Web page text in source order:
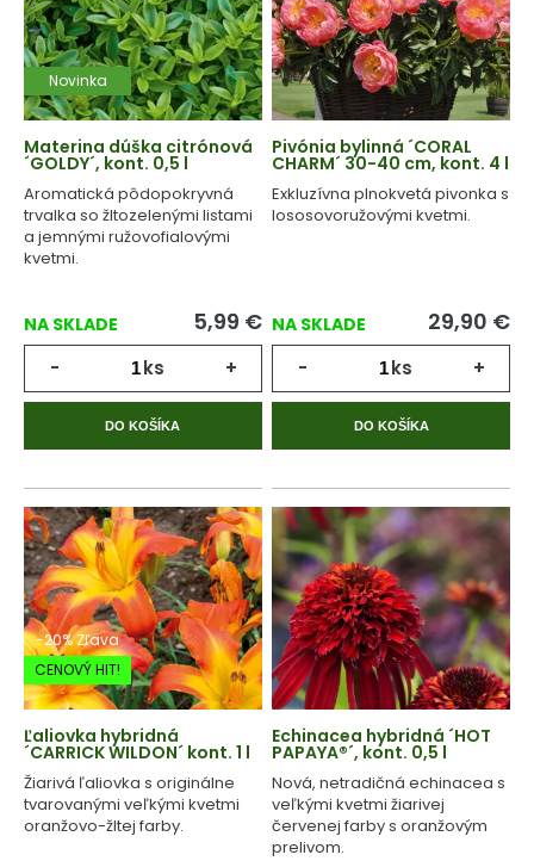
Novinka
Materina dúška citrónová
´GOLDY´, kont. 0,5 l
Aromatická pôdopokryvná
trvalka so žltozelenými listami
a jemnými ružovofialovými
kvetmi.
NA SKLADE 5,99 €
- ks +
DO KOŠÍKA
Pivónia bylinná ´CORAL
CHARM´ 30-40 cm, kont. 4 l
Exkluzívna plnokvetá pivonka s
lososovoružovými kvetmi.
NA SKLADE 29,90 €
- ks +
DO KOŠÍKA
-20% Zľava
CENOVÝ HIT!
Ľaliovka hybridná
´CARRICK WILDON´ kont. 1 l
Žiarivá ľaliovka s originálne
tvarovanými veľkými kvetmi
oranžovo-žltej farby.
Echinacea hybridná ´HOT
PAPAYA®´, kont. 0,5 l
Nová, netradičná echinacea s
veľkými kvetmi žiarivej
červenej farby s oranžovým
prelivom.